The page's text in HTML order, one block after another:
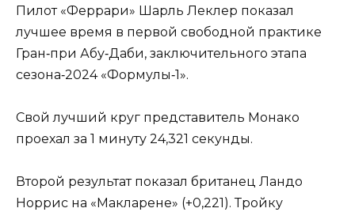
Пилот «Феррари» Шарль Леклер показал
лучшее время в первой свободной практике
Гран‑при Абу‑Даби, заключительного этапа
сезона‑2024 «Формулы‑1».
Свой лучший круг представитель Монако
проехал за 1 минуту 24,321 секунды.
Второй результат показал британец Ландо
Норрис на «Макларене» (+0,221). Тройку